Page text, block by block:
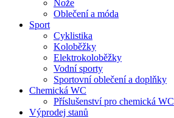
Nože
Oblečení a móda
Sport
Cyklistika
Koloběžky
Elektrokoloběžky
Vodní sporty
Sportovní oblečení a doplňky
Chemická WC
Příslušenství pro chemická WC
Výprodej stanů